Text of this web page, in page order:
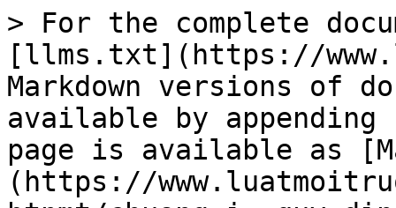
> For the complete
[llms.txt](https://
Markdown versions of
available by
page is available as
(https://